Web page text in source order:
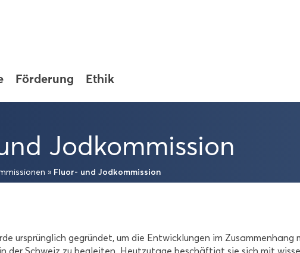
För­de­rung Ethik
Jod­kom­mis­si­on
» Fluor-​ und Jod­kom­mis­si­on
ur­sprüng­lich ge­grün­det, um die Ent­wick­lun­gen im Zu­sam­men­hang